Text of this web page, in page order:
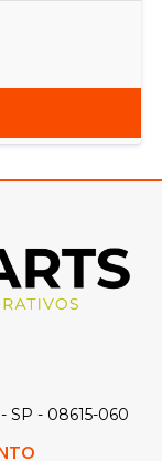
SP - 08615-060